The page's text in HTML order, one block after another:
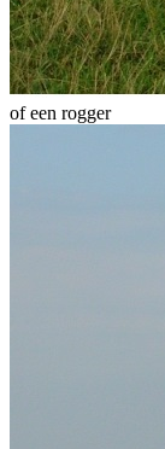
of een rogger